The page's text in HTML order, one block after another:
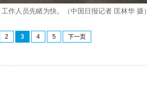
作人员先睹为快。（中国日报记者 匡林华 摄）
2 3 4 5 下一页